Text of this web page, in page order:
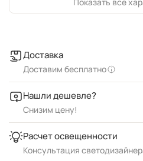
Доставка
Доставим бесплатно
Нашли дешевле?
Снизим цену!
Расчет освещенности
Консультация